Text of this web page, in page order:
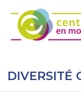
DIVERSITÉ